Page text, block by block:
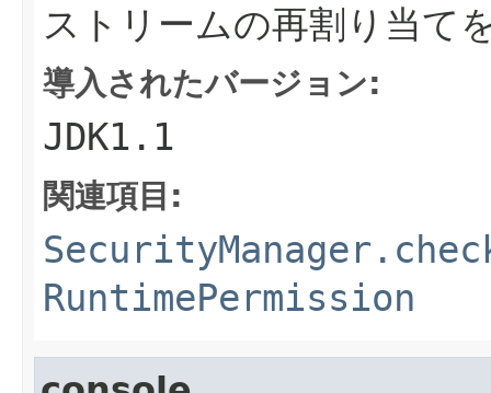
ストリームの再割り当て
導入されたバージョン:
JDK1.1
関連項目:
RuntimePermission